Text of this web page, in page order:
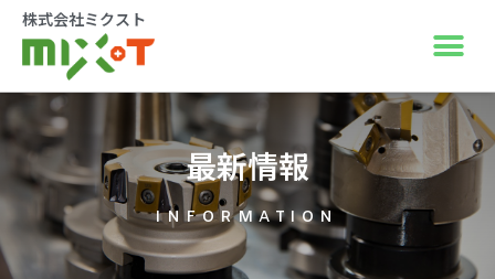
株式会社ミクスト
最新情報
INFORMATION